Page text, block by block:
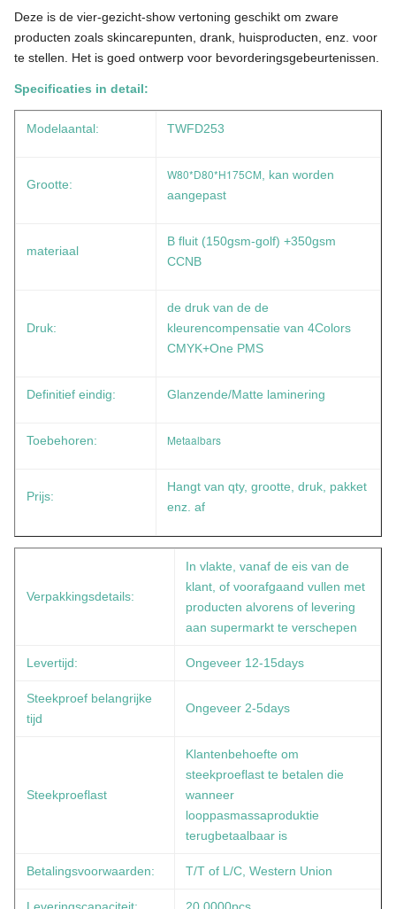
Deze is de vier-gezicht-show vertoning geschikt om zware
producten zoals skincarepunten, drank, huisproducten, enz. voor
te stellen. Het is goed ontwerp voor bevorderingsgebeurtenissen.
Specificaties in detail:
Modelaantal: TWFD253
Grootte:
W80*D80*H175CM , kan worden
aangepast
materiaal
B fluit (150gsm-golf) +350gsm
CCNB
Druk:
de druk van de de
kleurencompensatie van 4Colors
CMYK+One PMS
Definitief eindig: Glanzende/Matte laminering
Toebehoren: Metaalbars
Prijs:
Hangt van qty, grootte, druk, pakket
enz. af
Verpakkingsdetails:
In vlakte, vanaf de eis van de
klant, of voorafgaand vullen met
producten alvorens of levering
aan supermarkt te verschepen
Levertijd: Ongeveer 12-15days
Steekproef belangrijke
tijd
Ongeveer 2-5days
Steekproeflast
Klantenbehoefte om
steekproeflast te betalen die
wanneer
looppasmassaproduktie
terugbetaalbaar is
Betalingsvoorwaarden: T/T of L/C, Western Union